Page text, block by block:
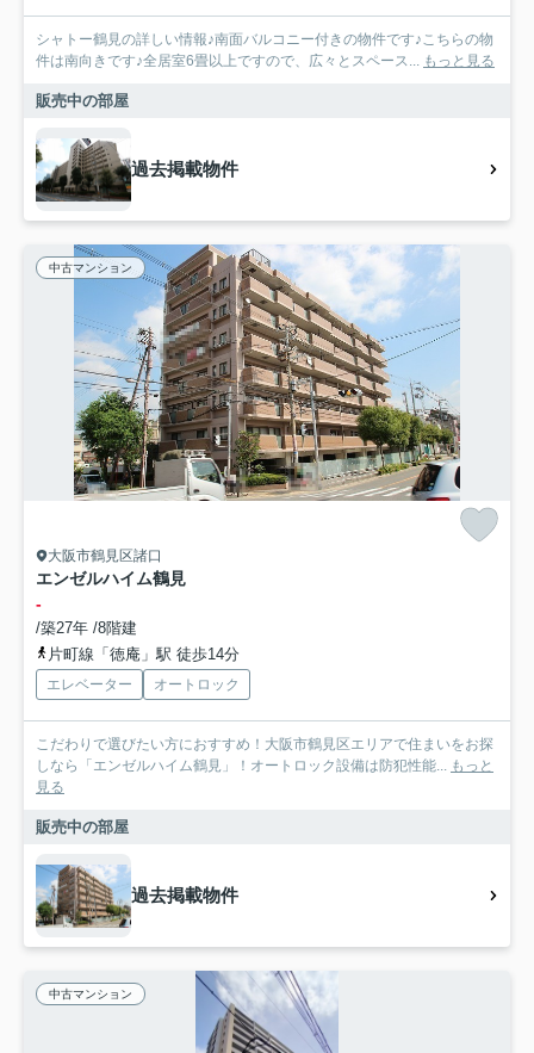
シャトー鶴見の詳しい情報♪南面バルコニー付きの物件です♪こちらの物
件は南向きです♪全居室6畳以上ですので、広々とスペース... もっと見る
販売中の部屋
過去掲載物件
中古マンション
大阪市鶴見区諸口
エンゼルハイム鶴見
-
/築27年 /8階建
片町線「徳庵」駅 徒歩14分
エレベーター オートロック
こだわりで選びたい方におすすめ！大阪市鶴見区エリアで住まいをお探
しなら「エンゼルハイム鶴見」！オートロック設備は防犯性能... もっと
見る
販売中の部屋
過去掲載物件
中古マンション